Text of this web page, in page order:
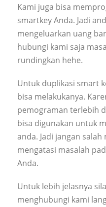
Kami juga bisa
smartkey Anda. Jadi
mengeluarkan uang
hubungi kami saja
rundingkan hehe.
Untuk duplikasi smart
bisa melakukanya.
pemograman terlebih
bisa digunakan untuk
anda. Jadi jangan
mengatasi masalah
Anda.
Untuk lebih jelasnya
menghubungi kami